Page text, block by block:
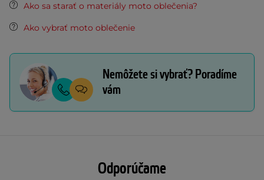
Ako sa starať o materiály moto oblečenia?
Ako vybrať moto oblečenie
Nemôžete si vybrať? Poradíme
vám
Odporúčame